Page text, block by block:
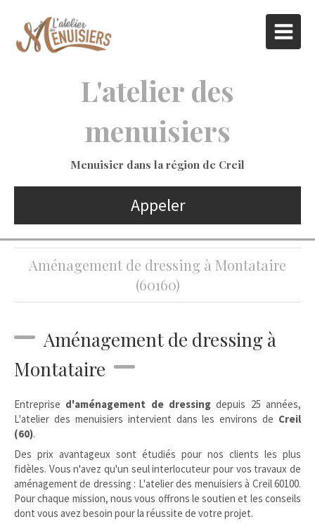
L'atelier des
menuisiers
Menuisier dans la région de Creil
Appeler
Aménagement de dressing à Montataire
(60160)
Aménagement de dressing à
Montataire
Entreprise d'aménagement de dressing depuis 25 années,
L'atelier des menuisiers intervient dans les environs de Creil
(60).
Des prix avantageux sont étudiés pour nos clients les plus
fidèles. Vous n'avez qu'un seul interlocuteur pour vos travaux de
aménagement de dressing : L'atelier des menuisiers à Creil 60100.
Pour chaque mission, nous vous offrons le soutien et les conseils
dont vous avez besoin pour la réussite de votre projet.